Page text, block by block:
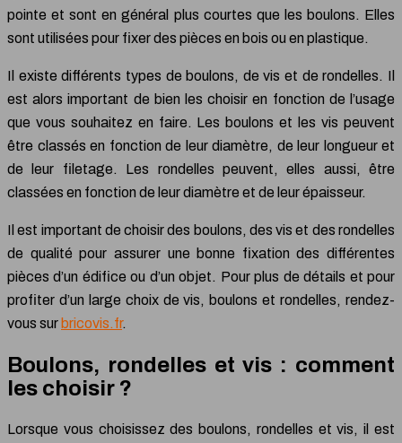
pointe et sont en général plus courtes que les boulons. Elles
sont utilisées pour fixer des pièces en bois ou en plastique.
Il existe différents types de boulons, de vis et de rondelles. Il
est alors important de bien les choisir en fonction de l’usage
que vous souhaitez en faire. Les boulons et les vis peuvent
être classés en fonction de leur diamètre, de leur longueur et
de leur filetage. Les rondelles peuvent, elles aussi, être
classées en fonction de leur diamètre et de leur épaisseur.
Il est important de choisir des boulons, des vis et des rondelles
de qualité pour assurer une bonne fixation des différentes
pièces d’un édifice ou d’un objet. Pour plus de détails et pour
profiter d’un large choix de vis, boulons et rondelles, rendez-
vous sur bricovis.fr.
Boulons, rondelles et vis : comment
les choisir ?
Lorsque vous choisissez des boulons, rondelles et vis, il est